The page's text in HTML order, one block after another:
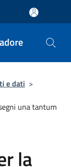
e dati >
una tantum
la